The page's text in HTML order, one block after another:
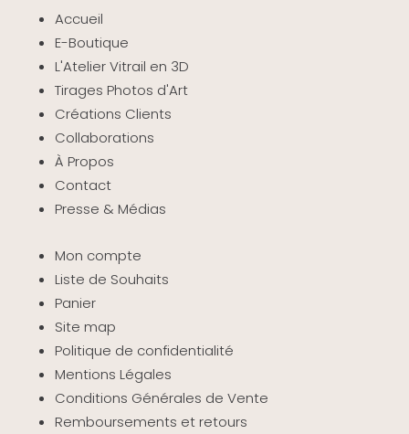
Accueil
E-Boutique
L'Atelier Vitrail en 3D
Tirages Photos d'Art
Créations Clients
Collaborations
À Propos
Contact
Presse & Médias
Mon compte
Liste de Souhaits
Panier
Site map
Politique de confidentialité
Mentions Légales
Conditions Générales de Vente
Remboursements et retours